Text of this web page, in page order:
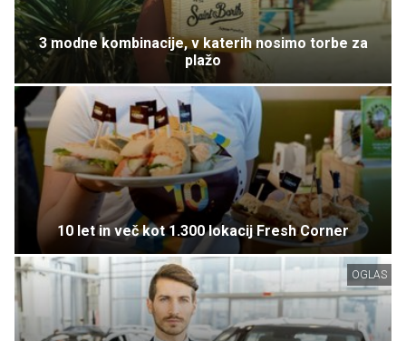
3 modne kombinacije, v katerih nosimo torbe za
plažo
10 let in več kot 1.300 lokacij Fresh Corner
OGLAS